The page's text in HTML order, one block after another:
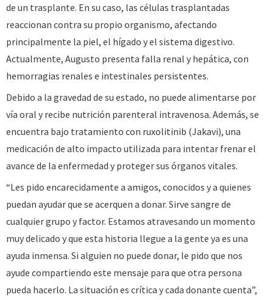
de un trasplante. En su caso, las células trasplantadas
reaccionan contra su propio organismo, afectando
principalmente la piel, el hígado y el sistema digestivo.
Actualmente, Augusto presenta falla renal y hepática, con
hemorragias renales e intestinales persistentes.
Debido a la gravedad de su estado, no puede alimentarse por
vía oral y recibe nutrición parenteral intravenosa. Además, se
encuentra bajo tratamiento con ruxolitinib (Jakavi), una
medicación de alto impacto utilizada para intentar frenar el
avance de la enfermedad y proteger sus órganos vitales.
“Les pido encarecidamente a amigos, conocidos y a quienes
puedan ayudar que se acerquen a donar. Sirve sangre de
cualquier grupo y factor. Estamos atravesando un momento
muy delicado y que esta historia llegue a la gente ya es una
ayuda inmensa. Si alguien no puede donar, le pido que nos
ayude compartiendo este mensaje para que otra persona
pueda hacerlo. La situación es crítica y cada donante cuenta”,